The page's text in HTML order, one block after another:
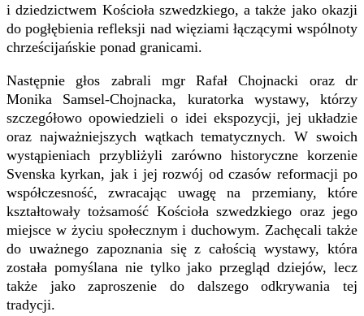
i dziedzictwem Kościoła szwedzkiego, a także jako okazji
do pogłębienia refleksji nad więziami łączącymi wspólnoty
chrześcijańskie ponad granicami.
Następnie głos zabrali mgr Rafał Chojnacki orazdr
Monika Samsel-Chojnacka, kuratorka wystawy, którzy
szczegółowo opowiedzieli o idei ekspozycji, jej układzie
oraz najważniejszych wątkach tematycznych. W swoich
wystąpieniach przybliżyli zarówno historyczne korzenie
Svenska kyrkan, jak i jej rozwój od czasów reformacji po
współczesność, zwracając uwagę na przemiany, które
kształtowały tożsamość Kościoła szwedzkiego oraz jego
miejsce w życiu społecznym i duchowym. Zachęcali także
do uważnego zapoznania się z całością wystawy, która
została pomyślana nie tylko jako przegląd dziejów, lecz
także jako zaproszenie do dalszego odkrywania tej
tradycji.